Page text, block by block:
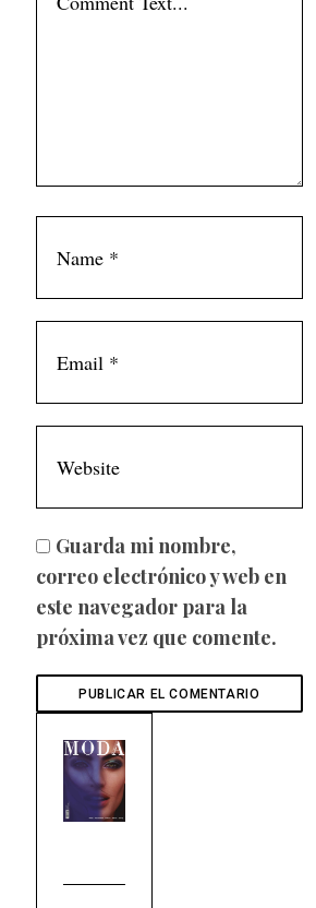
Guarda mi nombre,
correo electrónico y web en
este navegador para la
próxima vez que comente.